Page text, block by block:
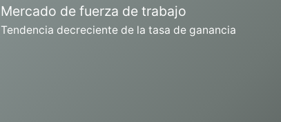
Mercado de fuerza de trabajo
Tendencia decreciente de la tasa de ganancia